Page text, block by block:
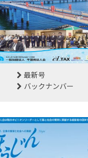
最新号
バックナンバー